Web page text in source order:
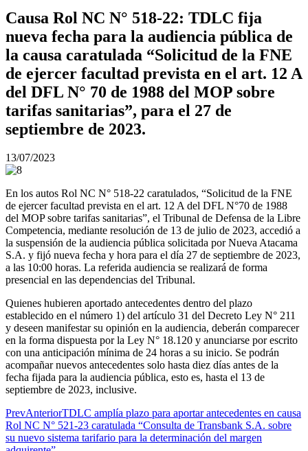
Causa Rol NC N° 518-22: TDLC fija
nueva fecha para la audiencia pública de
la causa caratulada “Solicitud de la FNE
de ejercer facultad prevista en el art. 12 A
del DFL N° 70 de 1988 del MOP sobre
tarifas sanitarias”, para el 27 de
septiembre de 2023.
13/07/2023
En los autos Rol NC N° 518-22 caratulados, “Solicitud de la FNE
de ejercer facultad prevista en el art. 12 A del DFL N°70 de 1988
del MOP sobre tarifas sanitarias”, el Tribunal de Defensa de la Libre
Competencia, mediante resolución de 13 de julio de 2023, accedió a
la suspensión de la audiencia pública solicitada por Nueva Atacama
S.A. y fijó nueva fecha y hora para el día 27 de septiembre de 2023,
a las 10:00 horas. La referida audiencia se realizará de forma
presencial en las dependencias del Tribunal.
Quienes hubieren aportado antecedentes dentro del plazo
establecido en el número 1) del artículo 31 del Decreto Ley N° 211
y deseen manifestar su opinión en la audiencia, deberán comparecer
en la forma dispuesta por la Ley N° 18.120 y anunciarse por escrito
con una anticipación mínima de 24 horas a su inicio. Se podrán
acompañar nuevos antecedentes solo hasta diez días antes de la
fecha fijada para la audiencia pública, esto es, hasta el 13 de
septiembre de 2023, inclusive.
PrevAnteriorTDLC amplía plazo para aportar antecedentes en causa
Rol NC N° 521-23 caratulada “Consulta de Transbank S.A. sobre
su nuevo sistema tarifario para la determinación del margen